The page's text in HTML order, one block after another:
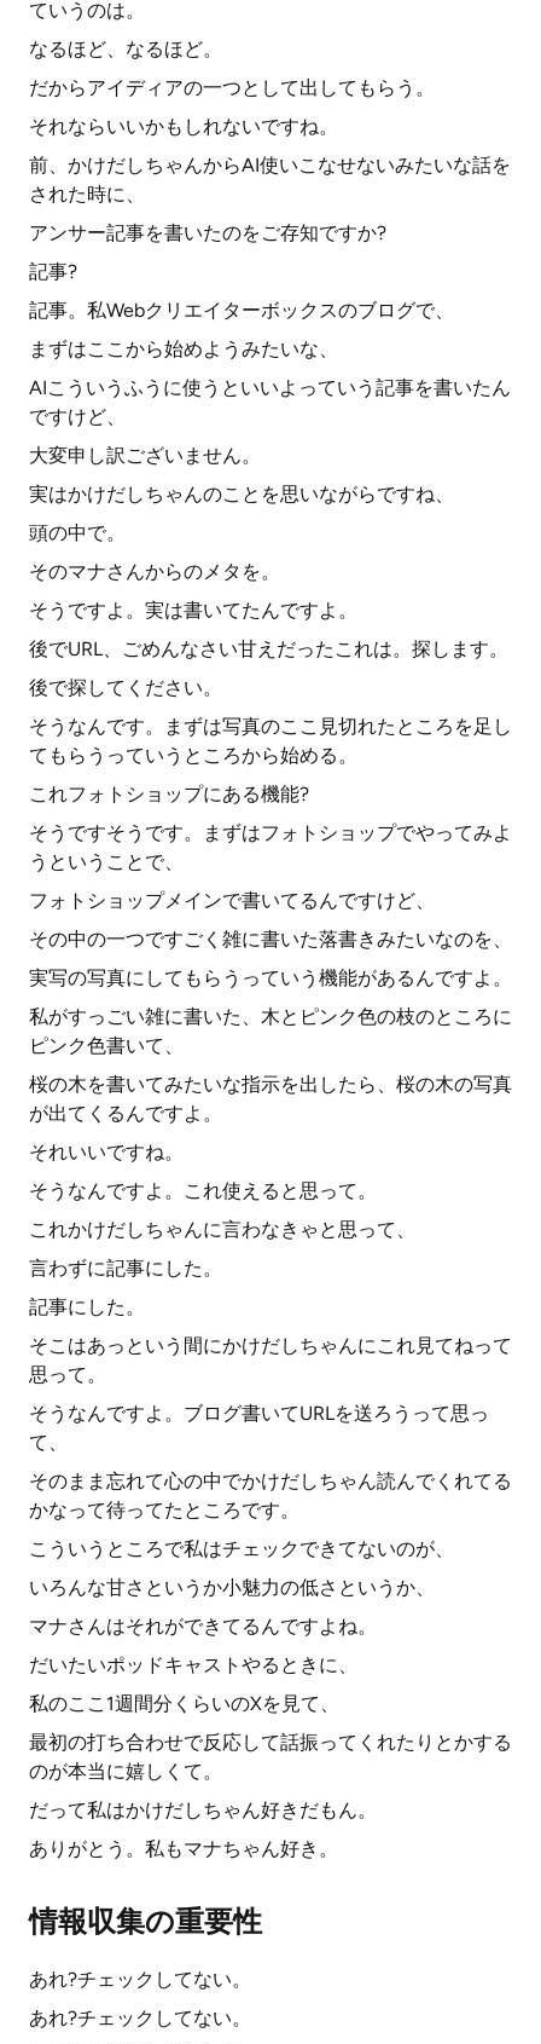
ていうのは。
なるほど、なるほど。
だからアイディアの一つとして出してもらう。
それならいいかもしれないですね。
前、かけだしちゃんからAI使いこなせないみたいな話を
された時に、
アンサー記事を書いたのをご存知ですか?
記事?
記事。私Webクリエイターボックスのブログで、
まずはここから始めようみたいな、
AIこういうふうに使うといいよっていう記事を書いたん
ですけど、
大変申し訳ございません。
実はかけだしちゃんのことを思いながらですね、
頭の中で。
そのマナさんからのメタを。
そうですよ。実は書いてたんですよ。
後でURL、ごめんなさい甘えだったこれは。探します。
後で探してください。
そうなんです。まずは写真のここ見切れたところを足し
てもらうっていうところから始める。
これフォトショップにある機能?
そうですそうです。まずはフォトショップでやってみよ
うということで、
フォトショップメインで書いてるんですけど、
その中の一つですごく雑に書いた落書きみたいなのを、
実写の写真にしてもらうっていう機能があるんですよ。
私がすっごい雑に書いた、木とピンク色の枝のところに
ピンク色書いて、
桜の木を書いてみたいな指示を出したら、桜の木の写真
が出てくるんですよ。
それいいですね。
そうなんですよ。これ使えると思って。
これかけだしちゃんに言わなきゃと思って、
言わずに記事にした。
記事にした。
そこはあっという間にかけだしちゃんにこれ見てねって
思って。
そうなんですよ。ブログ書いてURLを送ろうって思っ
て、
そのまま忘れて心の中でかけだしちゃん読んでくれてる
かなって待ってたところです。
こういうところで私はチェックできてないのが、
いろんな甘さというか小魅力の低さというか、
マナさんはそれができてるんですよね。
だいたいポッドキャストやるときに、
私のここ1週間分くらいのXを見て、
最初の打ち合わせで反応して話振ってくれたりとかする
のが本当に嬉しくて。
だって私はかけだしちゃん好きだもん。
ありがとう。私もマナちゃん好き。
情報収集の重要性
あれ?チェックしてない。
あれ?チェックしてない。